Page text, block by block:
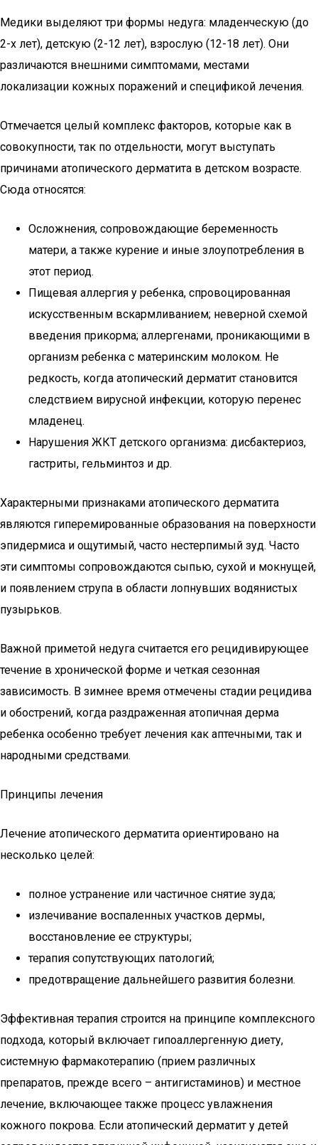
Медики выделяют три формы недуга: младенческую (до
2-х лет), детскую (2-12 лет), взрослую (12-18 лет). Они
различаются внешними симптомами, местами
локализации кожных поражений и спецификой лечения.
Отмечается целый комплекс факторов, которые как в
совокупности, так по отдельности, могут выступать
причинами атопического дерматита в детском возрасте.
Сюда относятся:
Осложнения, сопровождающие беременность
матери, а также курение и иные злоупотребления в
этот период.
Пищевая аллергия у ребенка, спровоцированная
искусственным вскармливанием; неверной схемой
введения прикорма; аллергенами, проникающими в
организм ребенка с материнским молоком. Не
редкость, когда атопический дерматит становится
следствием вирусной инфекции, которую перенес
младенец.
Нарушения ЖКТ детского организма: дисбактериоз,
гастриты, гельминтоз и др.
Характерными признаками атопического дерматита
являются гиперемированные образования на поверхности
эпидермиса и ощутимый, часто нестерпимый зуд. Часто
эти симптомы сопровождаются сыпью, сухой и мокнущей,
и появлением струпа в области лопнувших водянистых
пузырьков.
Важной приметой недуга считается его рецидивирующее
течение в хронической форме и четкая сезонная
зависимость. В зимнее время отмечены стадии рецидива
и обострений, когда раздраженная атопичная дерма
ребенка особенно требует лечения как аптечными, так и
народными средствами.
Принципы лечения
Лечение атопического дерматита ориентировано на
несколько целей:
полное устранение или частичное снятие зуда;
излечивание воспаленных участков дермы,
восстановление ее структуры;
терапия сопутствующих патологий;
предотвращение дальнейшего развития болезни.
Эффективная терапия строится на принципе комплексного
подхода, который включает гипоаллергенную диету,
системную фармакотерапию (прием различных
препаратов, прежде всего – антигистаминов) и местное
лечение, включающее также процесс увлажнения
кожного покрова. Если атопический дерматит у детей